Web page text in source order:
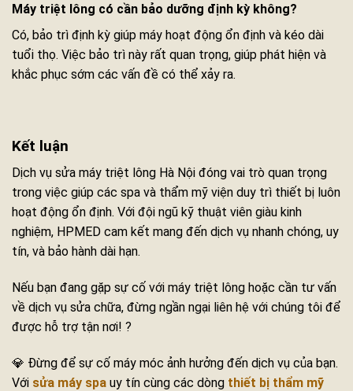
Máy triệt lông có cần bảo dưỡng định kỳ không?
Có, bảo trì định kỳ giúp máy hoạt động ổn định và kéo dài
tuổi thọ. Việc bảo trì này rất quan trọng, giúp phát hiện và
khắc phục sớm các vấn đề có thể xảy ra.
Kết luận
Dịch vụ sửa máy triệt lông Hà Nội đóng vai trò quan trọng
trong việc giúp các spa và thẩm mỹ viện duy trì thiết bị luôn
hoạt động ổn định. Với đội ngũ kỹ thuật viên giàu kinh
nghiệm, HPMED cam kết mang đến dịch vụ nhanh chóng, uy
tín, và bảo hành dài hạn.
Nếu bạn đang gặp sự cố với máy triệt lông hoặc cần tư vấn
về dịch vụ sửa chữa, đừng ngần ngại liên hệ với chúng tôi để
được hỗ trợ tận nơi! ?
💎 Đừng để sự cố máy móc ảnh hưởng đến dịch vụ của bạn.
Với sửa máy spa uy tín cùng các dòng thiết bị thẩm mỹ